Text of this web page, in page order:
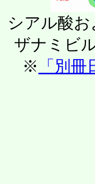
シアル酸
ザナミビ
※
「別